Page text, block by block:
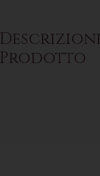
Prodotto